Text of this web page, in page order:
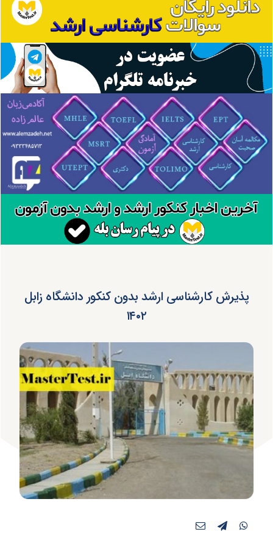
پذیرش کارشناسی ارشد بدون کنکور دانشگاه زابل
۱۴۰۲